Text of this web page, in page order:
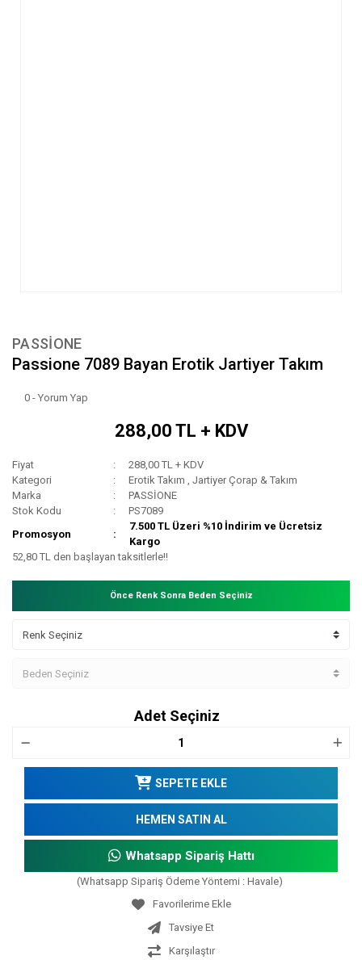
PASSİONE
Passione 7089 Bayan Erotik Jartiyer Takım
0 - Yorum Yap
288,00 TL + KDV
Fiyat
288,00 TL + KDV
Kategori
Erotik Takım ,Jartiyer Çorap & Takım
Marka
PASSİONE
Stok Kodu
PS7089
Promosyon
7.500 TL Üzeri %10 İndirim ve Ücretsiz
Kargo
52,80 TL den başlayan taksitlerle!!
Önce Renk Sonra Beden Seçiniz
Adet Seçiniz
SEPETE EKLE
HEMEN SATIN AL
Whatsapp Sipariş Hattı
(Whatsapp Sipariş Ödeme Yöntemi : Havale)
Tavsiye Et
Karşılaştır